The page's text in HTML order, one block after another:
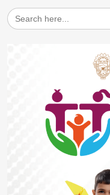
Search
for: